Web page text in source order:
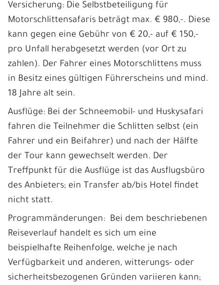
Versicherung: Die Selbstbeteiligung für
Motorschlittensafaris beträgt max. € 980,-. Diese
kann gegen eine Gebühr von € 20,- auf € 150,-
pro Unfall herabgesetzt werden (vor Ort zu
zahlen). Der Fahrer eines Motorschlittens muss
in Besitz eines gültigen Führerscheins und mind.
18 Jahre alt sein.
Ausflüge: Bei der Schneemobil- und Huskysafari
fahren die Teilnehmer die Schlitten selbst (ein
Fahrer und ein Beifahrer) und nach der Hälfte
der Tour kann gewechselt werden. Der
Treffpunkt für die Ausflüge ist das Ausflugsbüro
des Anbieters; ein Transfer ab/bis Hotel findet
nicht statt.
Programmänderungen: Bei dem beschriebenen
Reiseverlauf handelt es sich um eine
beispielhafte Reihenfolge, welche je nach
Verfügbarkeit und anderen, witterungs- oder
sicherheitsbezogenen Gründen variieren kann;